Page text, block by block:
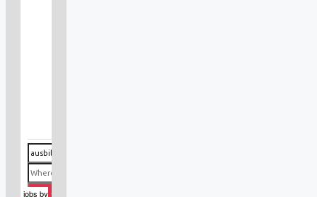
jobs by